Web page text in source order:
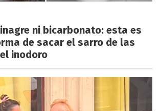
ni bicarbonato: esta es
de sacar el sarro de las
inodoro